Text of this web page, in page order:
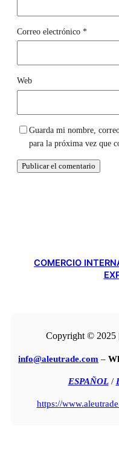
Correo electrónico *
Web
Guarda mi nombre,
para la próxima vez que
COMERCIO
Copyright ©
info@aleutrade.com –
ESPAÑOL/
https://